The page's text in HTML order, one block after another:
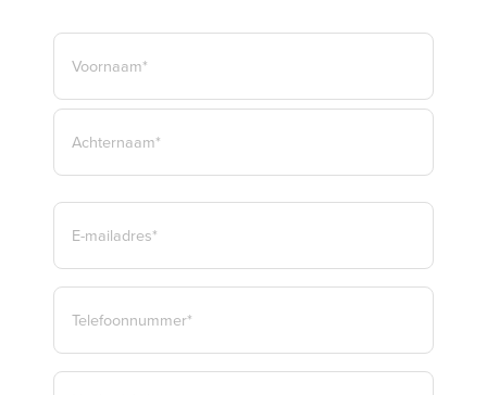
NAAM
VOORNAAM*
E-
MAILADRES
TELEFOON
BERICHT